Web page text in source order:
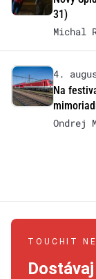
31)
Michal
4.
Na
Ondrej
TOUCHIT